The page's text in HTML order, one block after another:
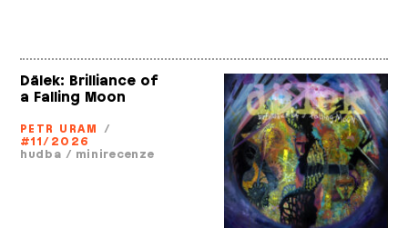
Dälek: Brilliance of
a Falling Moon
PETR URAM /
#11/2026
hudba / minirecenze